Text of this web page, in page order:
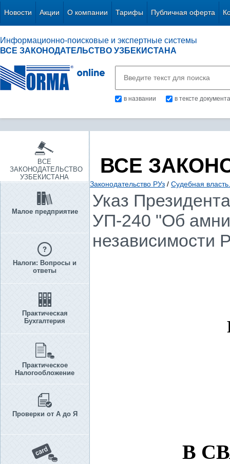
Новости Акции О компании Тарифы Публичная оферта
Информационно-поисковые и экспертные системы
ВСЕ ЗАКОНОДАТЕЛЬСТВО УЗБЕКИСТАНА
в названии в тексте документа
ВСЕ
ЗАКОНОДАТЕЛЬСТВО
УЗБЕКИСТАНА
Малое предприятие
Налоги: Вопросы и
ответы
Практическая
Бухгалтерия
Практическое
Налогообложение
Проверки от А до Я
ВСЕ
Законодательство РУз / Судебная
Указ
УП-240 "Об
независимости
В